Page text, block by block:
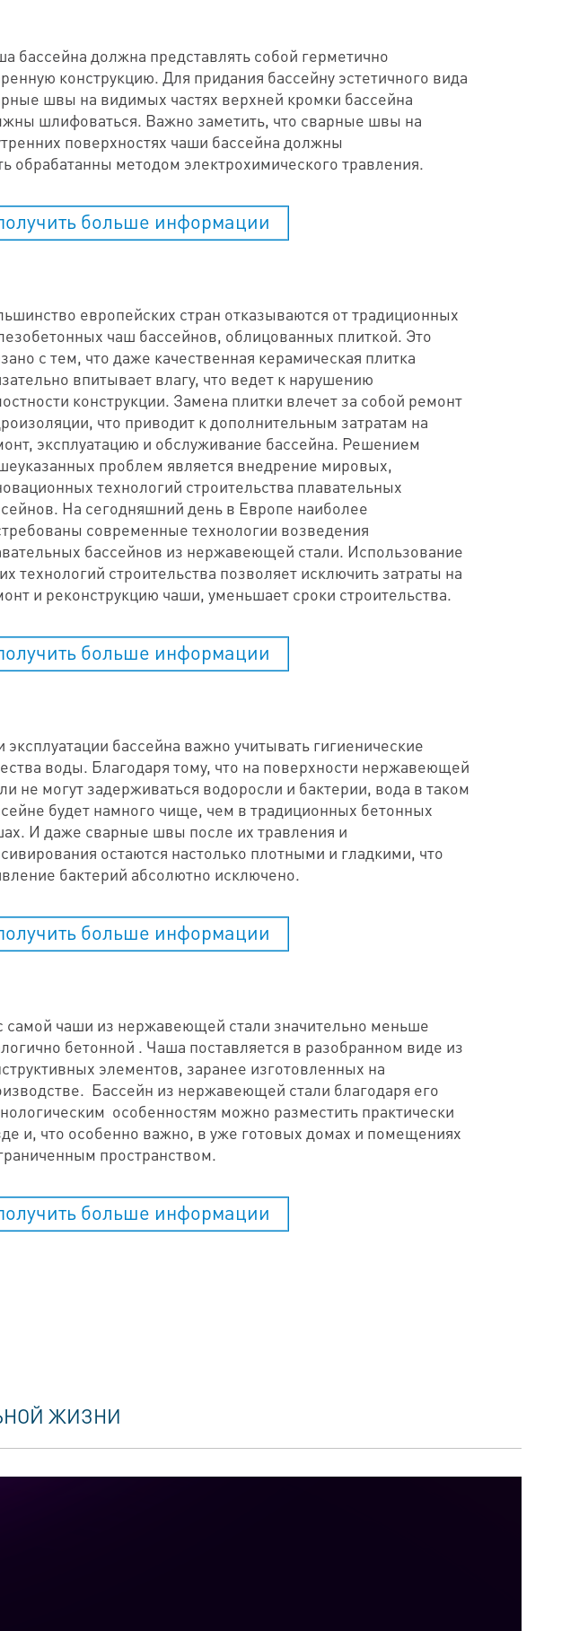
бассейна должна представлять собой герметично
конструкцию. Для придания бассейну эстетичного вида
швы на видимых частях верхней кромки бассейна
шлифоваться. Важно заметить, что сварные швы на
поверхностях чаши бассейна должны
обрабатанны методом электрохимического травления.
больше информации
европейских стран отказываются от традиционных
чаш бассейнов, облицованных плиткой. Это
с тем, что даже качественная керамическая плитка
впитывает влагу, что ведет к нарушению
конструкции. Замена плитки влечет за собой ремонт
что приводит к дополнительным затратам на
эксплуатацию и обслуживание бассейна. Решением
проблем является внедрение мировых,
технологий строительства плавательных
На сегодняшний день в Европе наиболее
современные технологии возведения
бассейнов из нержавеющей стали. Использование
технологий строительства позволяет исключить затраты на
и реконструкцию чаши, уменьшает сроки строительства.
больше информации
эксплуатации бассейна важно учитывать гигиенические
воды. Благодаря тому, что на поверхности нержавеющей
не могут задерживаться водоросли и бактерии, вода в таком
будет намного чище, чем в традиционных бетонных
И даже сварные швы после их травления и
остаются настолько плотными и гладкими, что
бактерий абсолютно исключено.
больше информации
самой чаши из нержавеющей стали значительно меньше
бетонной . Чаша поставляется в разобранном виде из
элементов, заранее изготовленных на
Бассейн из нержавеющей стали благодаря его
особенностям можно разместить практически
и, что особенно важно, в уже готовых домах и помещениях
пространством.
больше информации
ЖИЗНИ